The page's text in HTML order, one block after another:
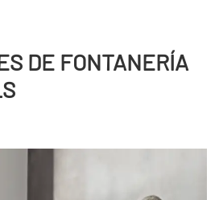
DE FONTANERÍ­A